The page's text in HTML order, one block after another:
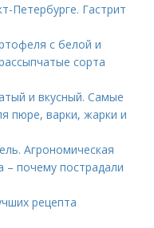
Петербурге. Гастрит
с белой и
сорта
и вкусный. Самые
пюре, варки, жарки и
Агрономическая
– почему пострадали
рецепта